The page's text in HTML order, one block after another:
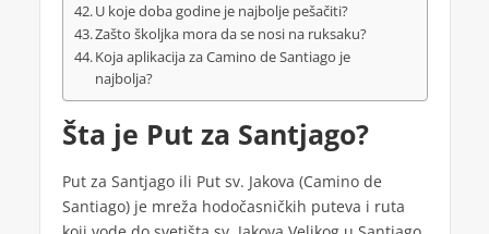
U koje doba godine je najbolje pešačiti?
Zašto školjka mora da se nosi na ruksaku?
Koja aplikacija za Camino de Santiago je
najbolja?
Šta je Put za Santjago?
Put za Santjago ili Put sv. Jakova (Camino de
Santiago) je mreža hodočasničkih puteva i ruta